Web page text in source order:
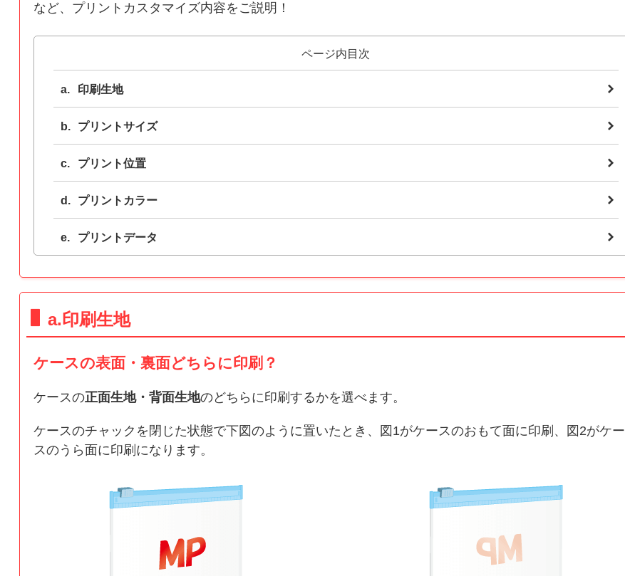
など、プリントカスタマイズ内容をご説明！
ページ内目次
印刷生地
プリントサイズ
プリント位置
プリントカラー
プリントデータ
a.印刷生地
ケースの表面・裏面どちらに印刷？
ケースの正面生地・背面生地のどちらに印刷するかを選べます。
ケースのチャックを閉じた状態で下図のように置いたとき、図1がケースのおもて面に印刷、図2がケー
スのうら面に印刷になります。